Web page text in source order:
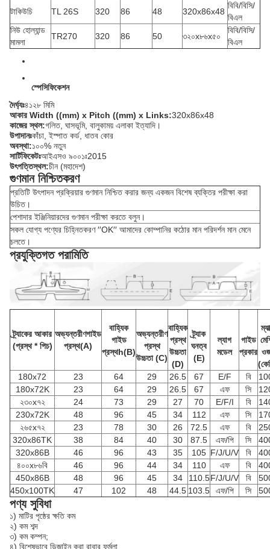
টাকিউচি
TL 26S 320 86 48 320x86x48
বিবি/বিসি/
বিএল
নিউ হোল্যান্ড
মামলা
TR270 320 86 50 ৩২০x৮৬x৫০
বিবি/বিসি/
বিএল
স্পেসিফিকেশন
দৈর্ঘ্যঃ৪১২৮ মিমি
আকার Width ((mm) x Pitch ((mm) x Links:320x86x48
কাজের স্থল:গলিত, ঘাসভূমি, বালুকাময় এলাকা ইত্যাদি।
উপাদানঃকাঁচা, ইস্পাত কর্ড, ধাতব কোর
অবস্থা:১০০% নতুন
সার্টিফিকেটঃআইএসও ৯০০১ঃ2015
উৎপত্তিস্থল:চীন (মহাদেশ)
গুণমান নিশ্চিতকরণ
প্রতিটি উৎপাদন প্রক্রিয়ার গুণমান নিশ্চিত করার জন্য একজন বিশেষ ব্যক্তির পরীক্ষা করা
উচিত।
পেশাদার ইঞ্জিনিয়ারদের গুণমান পরীক্ষা করতে বলুন।
সকল যোগ্য পণ্যের চিহ্নিতকরণ ′′OK′′ আমাদের কোম্পানির কঠোর মান পরিদর্শন মান মেনে
চলতে।
প্রযুক্তিগত পরামিতি
ট্র্যাকের আকার
(প্রস্থ * পিচ)
অভ্যন্তরীণগাইড
প্রস্থ(A)
বাহ্যিক
গাইড
প্রস্থh(B)
অভ্যন্তরীণ
প্রস্থ
উচ্চতা (C)
বাহ্যিক
প্রস্থ
উচ্চতা
(D)
ট্র্যাক
ঘনত্ব
(E)
ল্যাগ
মডেল
গাইড
প্রকার
180x72
23 64 29 26.5 67 E/F বি
180x72K
23 64 29 26.5 67 এফ সি
২৩০x৭২
24 73 29 27 70 E/F/I বি
230x72K
48 96 45 34 112 এফ সি
২৬৫x৭২
23 78 30 26 72.5 এফ বি
320x86TK
38 84 40 30 87.5 এফ/পি সি
320x86B
46 96 43 35 105 F/J/U/V বি
৪০০x৮৬বি
46 96 44 34 110 এফ বি
450x86B
48 96 45 34 110.5F/J/U/V বি
450x100TK
47 102 48 44.5 103.5 এফ/পি সি
পণ্য সুবিধা
১) মাটির পৃষ্ঠের ক্ষতি কম
২) কম শব্দ
৩) কম কম্পন;
৪) বিশেষভাবে ডিজাইন করা রাবার ফর্মুলা